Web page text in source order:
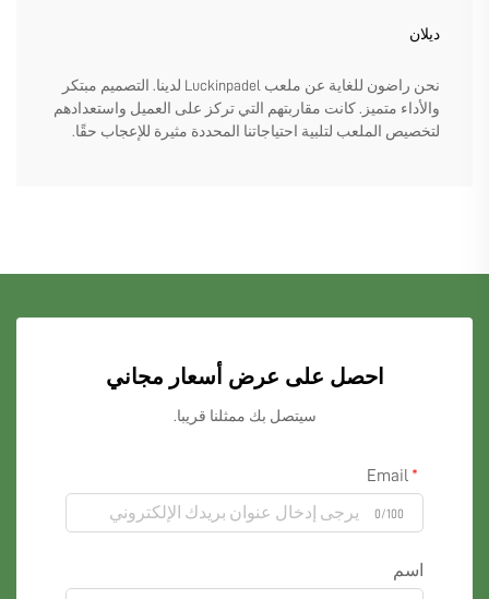
ديلان
نحن راضون للغاية عن ملعب Luckinpadel لدينا. التصميم مبتكر
والأداء متميز. كانت مقاربتهم التي تركز على العميل واستعدادهم
لتخصيص الملعب لتلبية احتياجاتنا المحددة مثيرة للإعجاب حقًا.
احصل على عرض أسعار مجاني
سيتصل بك ممثلنا قريبا.
0/100
اسم